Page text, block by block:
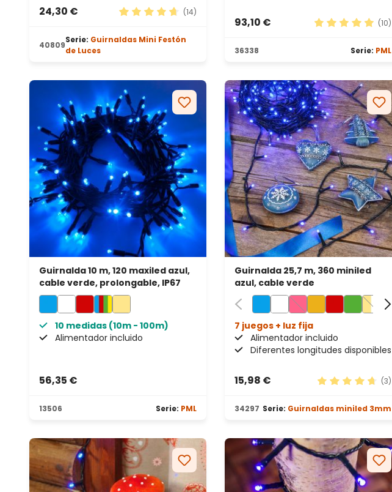
24,30 €
Calificación promedio de 4.86 de 5 estrellas
(14)
40809
Serie: Guirnaldas Mini Festón
de Luces
93,10 €
(10)
36338 Serie: PML
Guirnalda 10 m, 120 maxiled azul,
cable verde, prolongable, IP67
10 medidas (10m - 100m)
Alimentador incluido
56,35 €
13506 Serie: PML
Guirnalda 25,7 m, 360 miniled
azul, cable verde
7 juegos + luz fija
Alimentador incluido
Diferentes longitudes disponibles
15,98 €
(3)
34297 Serie: Guirnaldas miniled 3mm